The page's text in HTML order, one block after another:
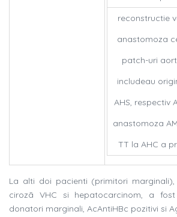
reconstructie
anastomoza
patch-uri
includeau
AHS, respectiv
anastomoza
TT la AHC a
La alti doi pacienti (primitori
cirozã VHC si hepatocarcinom, a
donatori marginali, AcAntiHBc pozitivi si